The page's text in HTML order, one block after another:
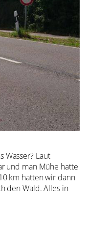
Wasser? Laut
und man Mühe hatte
km hatten wir dann
den Wald. Alles in